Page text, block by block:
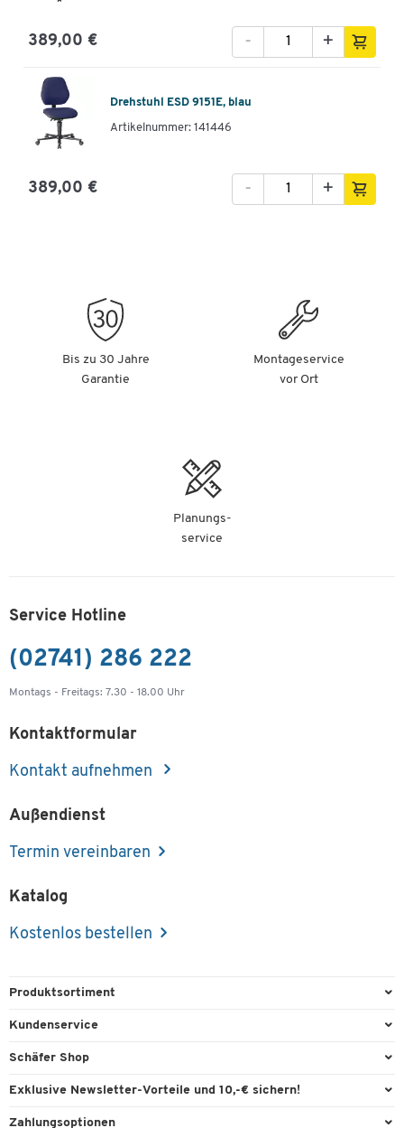
389,00 € +
-
Drehstuhl ESD 9151E, blau
Artikelnummer: 141446
389,00 € +
-
Bis zu 30 Jahre
Garantie
Montageservice
vor Ort
Planungs-
service
Service Hotline
(02741) 286 222
Montags - Freitags: 7.30 - 18.00 Uhr
Kontaktformular
Kontakt aufnehmen
Außendienst
Termin vereinbaren
Katalog
Kostenlos bestellen
Produktsortiment
Büroausstattung
Kundenservice
Direktbestellung
Schäfer Shop
Services & Leistungen
Exklusive Newsletter-Vorteile und 10,-€ sichern!
Willkommensgutschein
Zahlungsoptionen